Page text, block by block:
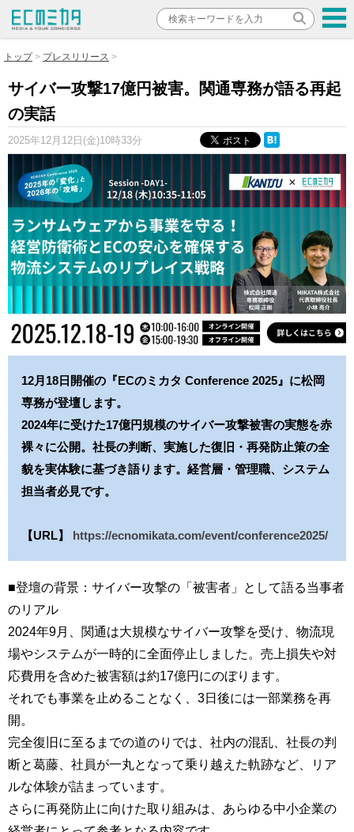
トップ プレスリリース
サイバー攻撃17億円被害。関通専務が語る再起
の実話
2025年12月12日(金)10時33分
12月18日開催の『ECのミカタ Conference 2025』に松岡
専務が登壇します。
2024年に受けた17億円規模のサイバー攻撃被害の実態を赤
裸々に公開。社長の判断、実施した復旧・再発防止策の全
貌を実体験に基づき語ります。経営層・管理職、システム
担当者必見です。
【URL】 https://ecnomikata.com/event/conference2025/
■登壇の背景：サイバー攻撃の「被害者」として語る当事者
のリアル
2024年9月、関通は大規模なサイバー攻撃を受け、物流現
場やシステムが一時的に全面停止しました。売上損失や対
応費用を含めた被害額は約17億円にのぼります。
それでも事業を止めることなく、3日後には一部業務を再
開。
完全復旧に至るまでの道のりでは、社内の混乱、社長の判
断と葛藤、社員が一丸となって乗り越えた軌跡など、リア
ルな体験が詰まっています。
さらに再発防止に向けた取り組みは、あらゆる中小企業の